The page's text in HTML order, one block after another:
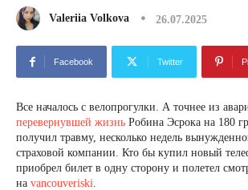
Valeriia Volkova 26.07.2025
Facebook Twitter
Все началось с велопрогулки. А точнее из
перевернувшей жизнь Робина Эсрока на 180
получил травму, несколько недель
страховой компании. Кто бы купил новый
приобрел билет в одну сторону и полетел
на vancouveriski.